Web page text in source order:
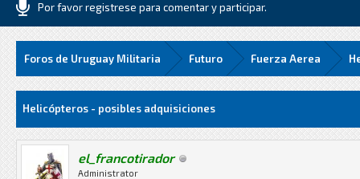
Por favor registrese para comentar y participar.
Foros de Uruguay Militaria Futuro Fuerza Aerea
MediaHelicópteros - posibles adquisiciones
el_francotirador
Administrator